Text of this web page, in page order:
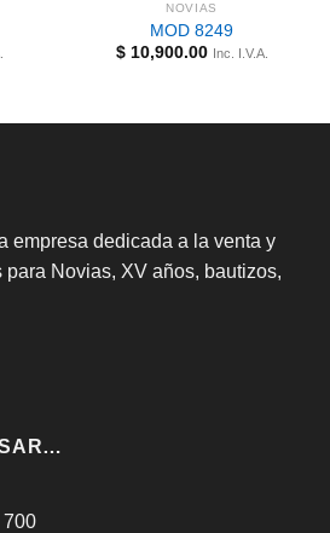
NOVIAS
MOD 8249
$10,900.00 Inc. I.V.A.
empresa dedicada a la venta y
Novias, XV años, bautizos,
700